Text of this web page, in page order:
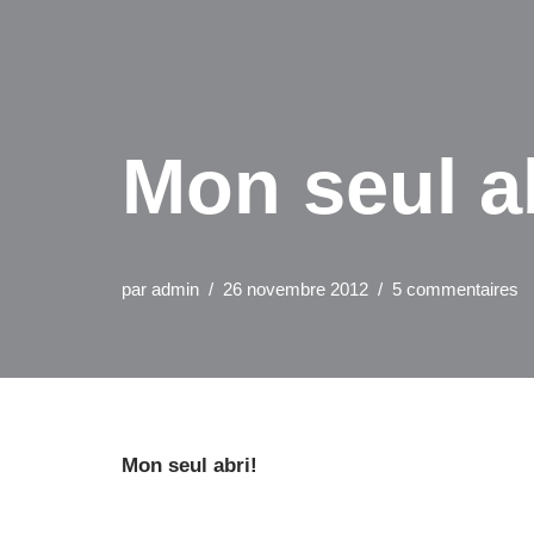
Mon seul
par admin 26 novembre 2012 5 commentaires
Mon seul abri!